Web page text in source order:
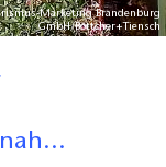
Marketing Brandenburg
GmbH/Böttcher+Tiensch